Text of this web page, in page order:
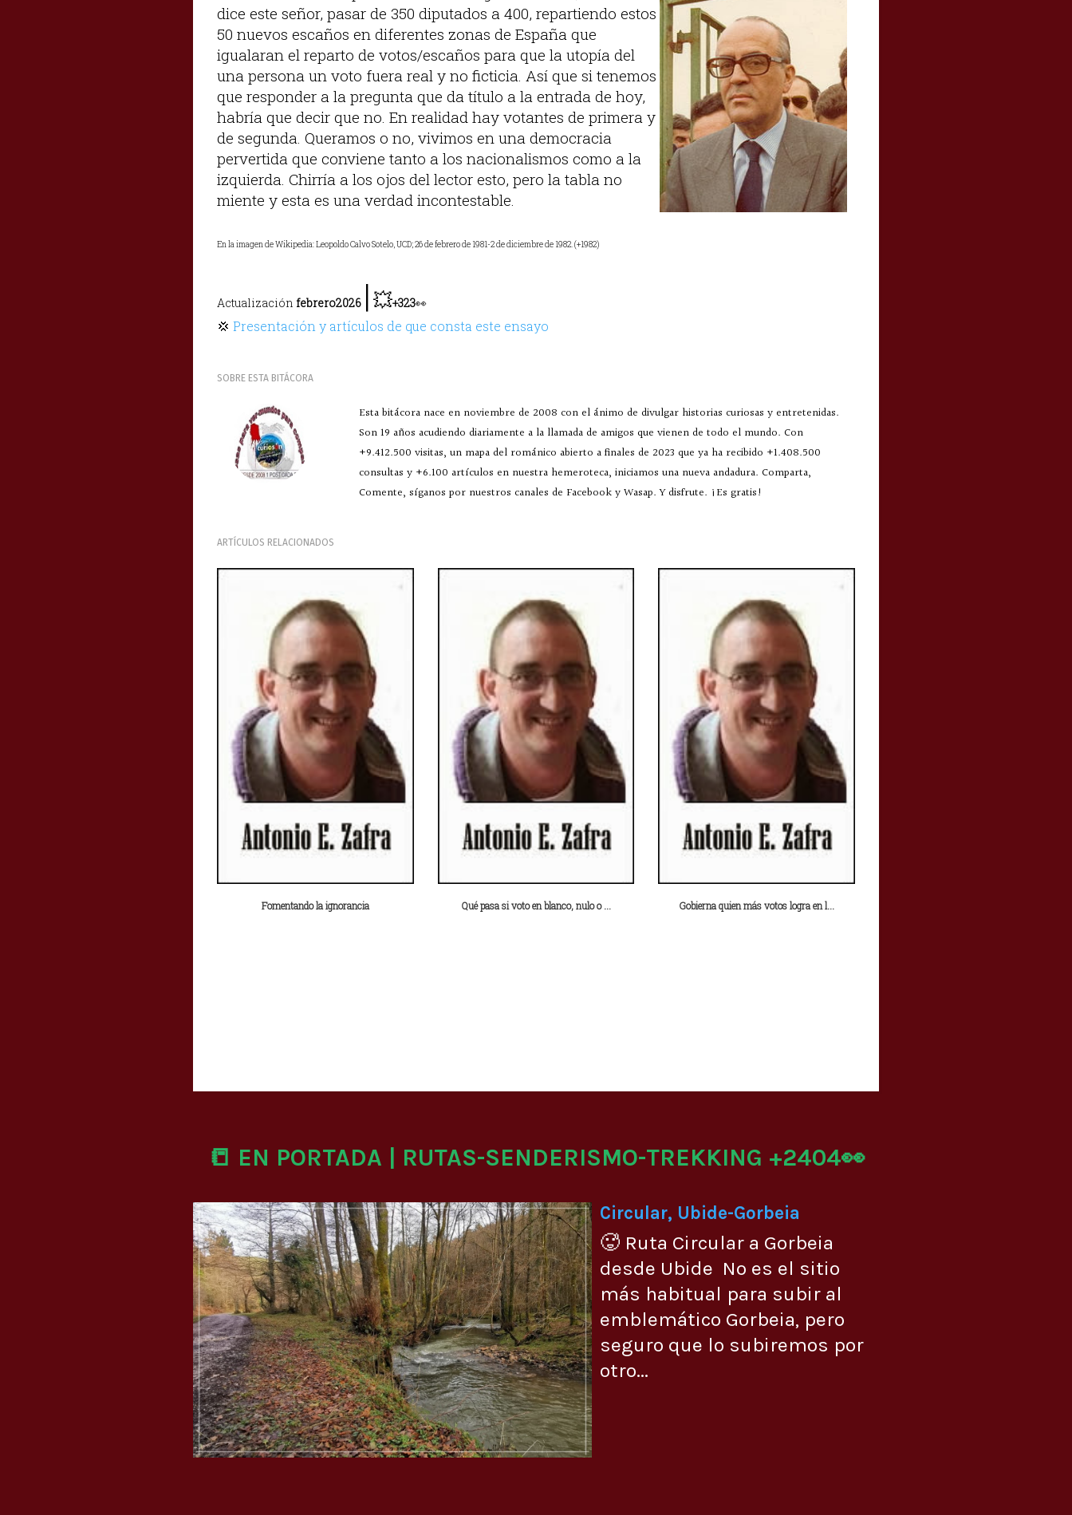
dice este señor, pasar de 350 diputados a 400, repartiendo estos
50 nuevos escaños en diferentes zonas de España que
igualaran el reparto de votos/escaños para que la utopía del
una persona un voto fuera real y no ficticia. Así que si tenemos
que responder a la pregunta que da título a la entrada de hoy,
habría que decir que no. En realidad hay votantes de primera y
de segunda. Queramos o no, vivimos en una democracia
pervertida que conviene tanto a los nacionalismos como a la
izquierda. Chirría a los ojos del lector esto, pero la tabla no
miente y esta es una verdad incontestable.
En la imagen de Wikipedia: Leopoldo Calvo Sotelo, UCD; 26 de febrero de 1981-2 de diciembre de 1982. (+1982)
Actualización febrero2026 |💥+323👀
💢 Presentación y artículos de que consta este ensayo
SOBRE ESTA BITÁCORA
Esta bitácora nace en noviembre de 2008 con el ánimo de divulgar historias curiosas y entretenidas.
Son 19 años acudiendo diariamente a la llamada de amigos que vienen de todo el mundo. Con
+9.412.500 visitas, un mapa del románico abierto a finales de 2023 que ya ha recibido +1.408.500
consultas y +6.100 artículos en nuestra hemeroteca, iniciamos una nueva andadura. Comparta,
Comente, síganos por nuestros canales de Facebook y Wasap. Y disfrute. ¡Es gratis!
ARTÍCULOS RELACIONADOS
Fomentando la ignorancia Qué pasa si voto en blanco, nulo o ... Gobierna quien más votos logra en l...
📒 EN PORTADA | RUTAS-SENDERISMO-TREKKING +2404👀
Circular, Ubide-Gorbeia
🥵 Ruta Circular a Gorbeia
desde Ubide No es el sitio
más habitual para subir al
emblemático Gorbeia, pero
seguro que lo subiremos por
otro...